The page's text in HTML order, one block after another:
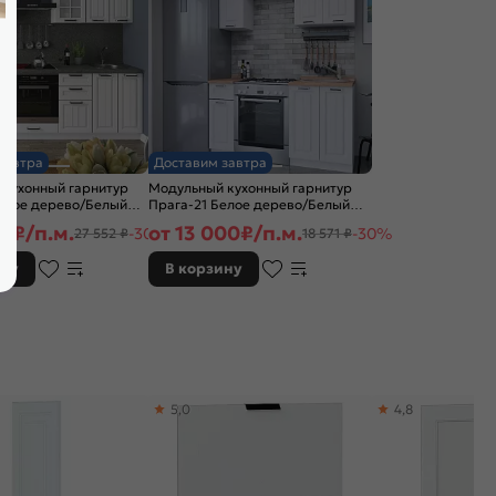
кухонный гарнитур
дерево/Белый
₽/п.м.27 552 ₽-30%
Доставим завтра
Модульный кухонный гарнитур
Прага-21 Белое дерево/Белый
от13 000₽/п.м.18 571 ₽-30%
В корзину
5,0 4,8